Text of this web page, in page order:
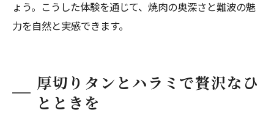
難波で焼肉を楽しむための予約のコツ
焼肉好きが薦める難波での選び方まとめ
ょう。こうした体験を通じて、焼肉の奥深さと難波の魅
力を自然と実感できます。
厚切りタンとハラミで贅沢なひ
とときを